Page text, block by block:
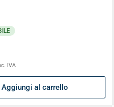
IVA
Aggiungi al carrello